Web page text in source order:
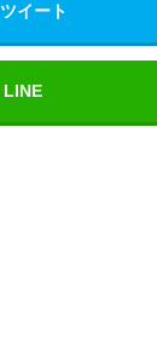
ツイート
LINE